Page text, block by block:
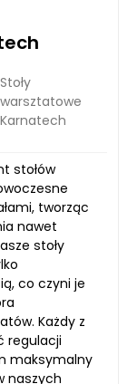
Stoły
warsztatowe
Karnatech
stołów
tworząc
nawet
stoły
co czyni je
Każdy z
regulacji
maksymalny
naszych